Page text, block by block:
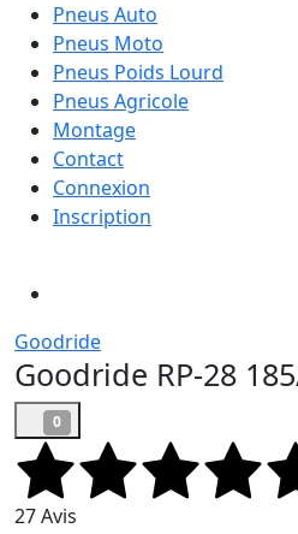
Pneus Auto
Pneus Moto
Pneus Poids Lourd
Pneus Agricole
Montage
Contact
Connexion
Inscription
Goodride
Goodride RP-28
0
27 Avis